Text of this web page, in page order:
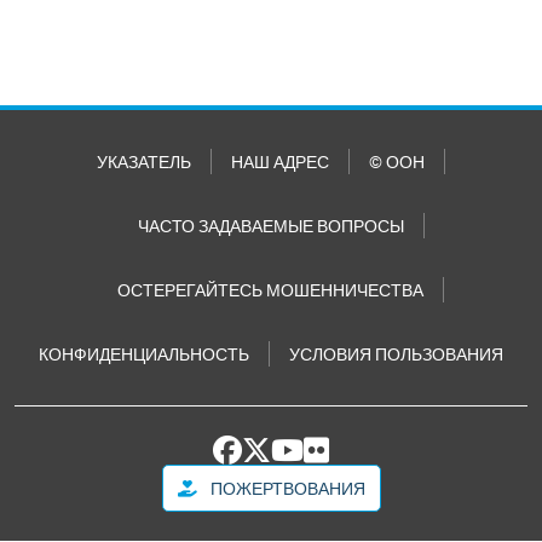
УКАЗАТЕЛЬ НАШ АДРЕС © ООН
ЧАСТО ЗАДАВАЕМЫЕ ВОПРОСЫ
ОСТЕРЕГАЙТЕСЬ МОШЕННИЧЕСТВА
КОНФИДЕНЦИАЛЬНОСТЬ УСЛОВИЯ ПОЛЬЗОВАНИЯ
ПОЖЕРТВОВАНИЯ